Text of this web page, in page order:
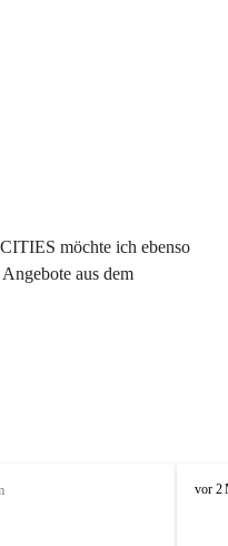
möchte ich ebenso
aus dem
O
vor 2